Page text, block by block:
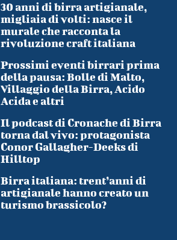
30 anni di birra artigianale,
migliaia di volti: nasce il
murale che racconta la
rivoluzione craft italiana
Prossimi eventi birrari prima
della pausa: Bolle di Malto,
Villaggio della Birra, Acido
Acida e altri
Il podcast di Cronache di Birra
torna dal vivo: protagonista
Conor Gallagher-Deeks di
Hilltop
Birra italiana: trent’anni di
artigianale hanno creato un
turismo brassicolo?